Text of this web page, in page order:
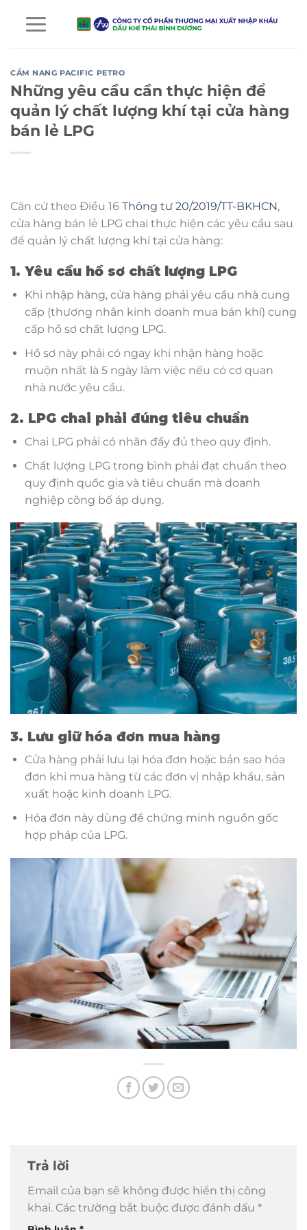
CẨM NANG PACIFIC PETRO
Những yêu cầu cần thực hiện để
quản lý chất lượng khí tại cửa hàng
bán lẻ LPG
Căn cứ theo Điều 16 Thông tư 20/2019/TT-BKHCN,
cửa hàng bán lẻ LPG chai thực hiện các yêu cầu sau
để quản lý chất lượng khí tại cửa hàng:
1. Yêu cầu hồ sơ chất lượng LPG
Khi nhập hàng, cửa hàng phải yêu cầu nhà cung
cấp (thương nhân kinh doanh mua bán khí) cung
cấp hồ sơ chất lượng LPG.
Hồ sơ này phải có ngay khi nhận hàng hoặc
muộn nhất là 5 ngày làm việc nếu có cơ quan
nhà nước yêu cầu.
2. LPG chai phải đúng tiêu chuẩn
Chai LPG phải có nhãn đầy đủ theo quy định.
Chất lượng LPG trong bình phải đạt chuẩn theo
quy định quốc gia và tiêu chuẩn mà doanh
nghiệp công bố áp dụng.
3. Lưu giữ hóa đơn mua hàng
Cửa hàng phải lưu lại hóa đơn hoặc bản sao hóa
đơn khi mua hàng từ các đơn vị nhập khẩu, sản
xuất hoặc kinh doanh LPG.
Hóa đơn này dùng để chứng minh nguồn gốc
hợp pháp của LPG.
Trả lời
Email của bạn sẽ không được hiển thị công
khai. Các trường bắt buộc được đánh dấu *